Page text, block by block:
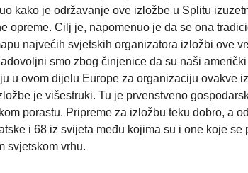
kako je održavanje ove izložbe u Splitu
opreme. Cilj je, napomenuo je da se ona
najvećih svjetskih organizatora izložbi ove
smo zbog činjenice da su naši
u ovom dijelu Europe za organizaciju ovakve
je višestruki. Tu je prvenstveno
porastu. Pripreme za izložbu teku dobro, a
i 68 iz svijeta među kojima su i one koje
svjetskom vrhu.